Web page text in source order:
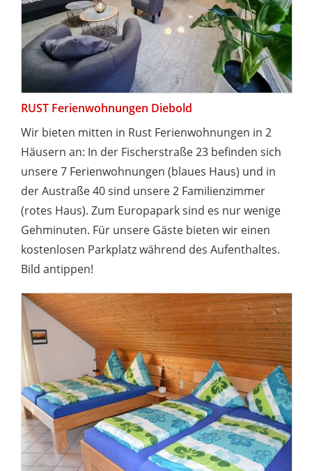
RUST Ferienwohnungen Diebold
Wir bieten mitten in Rust Ferienwohnungen in 2
Häusern an: In der Fischerstraße 23 befinden sich
unsere 7 Ferienwohnungen (blaues Haus) und in
der Austraße 40 sind unsere 2 Familienzimmer
(rotes Haus). Zum Europapark sind es nur wenige
Gehminuten. Für unsere Gäste bieten wir einen
kostenlosen Parkplatz während des Aufenthaltes.
Bild antippen!